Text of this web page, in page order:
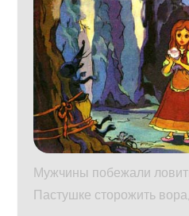
Мужчины побежали
Пастушке сторожить